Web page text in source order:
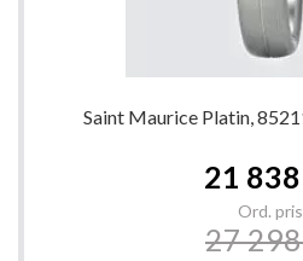
Saint Maurice Platin,
21
Ord. pris
27